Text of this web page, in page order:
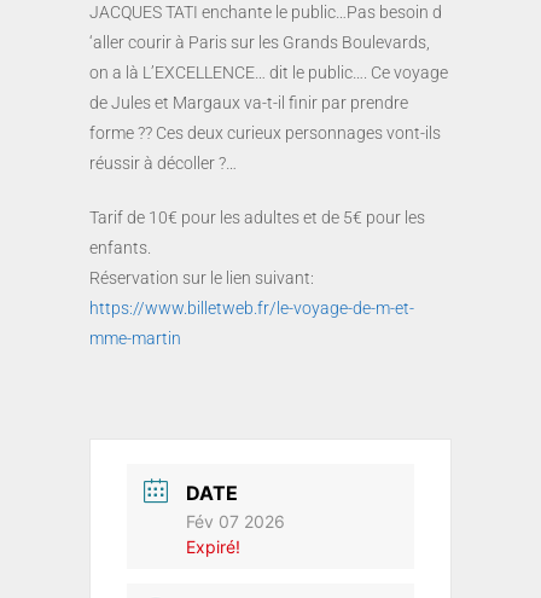
JACQUES TATI enchante le public…Pas besoin d
‘aller courir à Paris sur les Grands Boulevards,
on a là L’EXCELLENCE… dit le public…. Ce voyage
de Jules et Margaux va-t-il finir par prendre
forme ?? Ces deux curieux personnages vont-ils
réussir à décoller ?…
Tarif de 10€ pour les adultes et de 5€ pour les
enfants.
Réservation sur le lien suivant:
https://www.billetweb.fr/le-voyage-de-m-et-
mme-martin
DATE
Fév 07 2026
Expiré!